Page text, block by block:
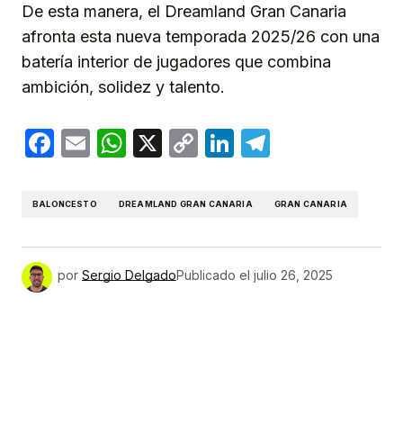
De esta manera, el Dreamland Gran Canaria
afronta esta nueva temporada 2025/26 con una
batería interior de jugadores que combina
ambición, solidez y talento.
Facebook
EmailWhatsApp
X
CopyLinkedIn
BALONCESTO DREAMLAND GRAN CANARIA GRAN CANARIA
por Sergio DelgadoPublicado el julio 26, 2025